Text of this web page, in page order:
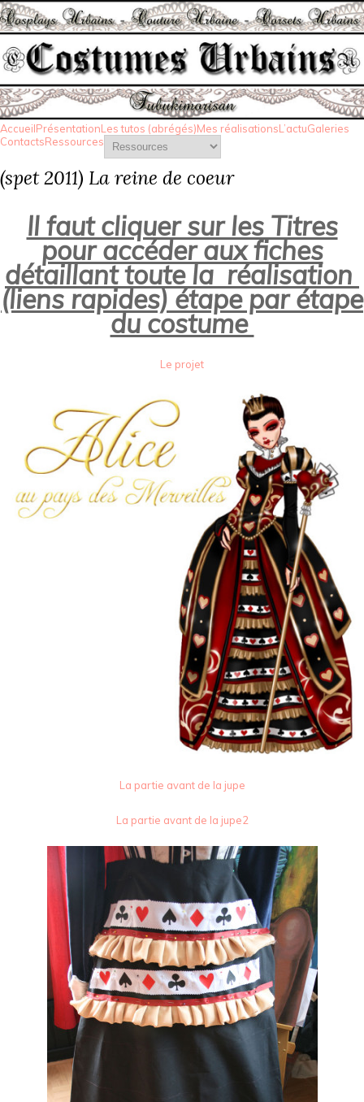
AccueilPrésentationLes tutos (abrégés)Mes réalisationsL’actuGaleries
ContactsRessources
(spet 2011) La reine de coeur
Il faut cliquer sur les Titres
pour accéder aux fiches
détaillant toute la réalisation
(liens rapides) étape par étape
du costume
Le projet
La partie avant de la jupe
La partie avant de la jupe2